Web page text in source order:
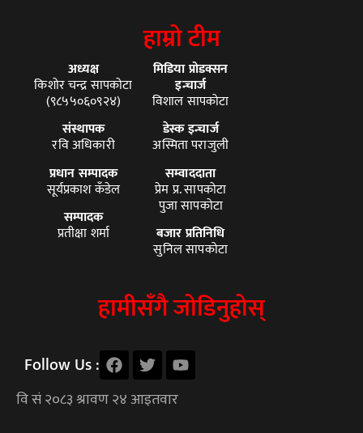
हाम्रो टीम
अध्यक्ष
किशोर चन्द्र सापकोटा
(९८५५०६०९२४)
संस्थापक
रवि अधिकारी
प्रधान सम्पादक
सूर्यप्रकाश कँडेल
सम्पादक
प्रतीक्षा शर्मा
मिडिया प्रोडक्सन
इन्चार्ज
विशाल सापकोटा
डेस्क इन्चार्ज
अस्मिता पराजुली
सम्वाददाता
प्रेम प्र. सापकोटा
पुजा सापकोटा
बजार प्रतिनिधि
सुनिल सापकोटा
हामीसँगै जोडिनुहोस्
Follow Us :